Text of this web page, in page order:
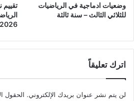
وضعيات ادماجية في الرياضيات
للثلاثي الثالث – سنة ثالثة
تقييم
2026
اترك تعليقاً
لن يتم نشر عنوان بريدك الإلكتروني. الحقول